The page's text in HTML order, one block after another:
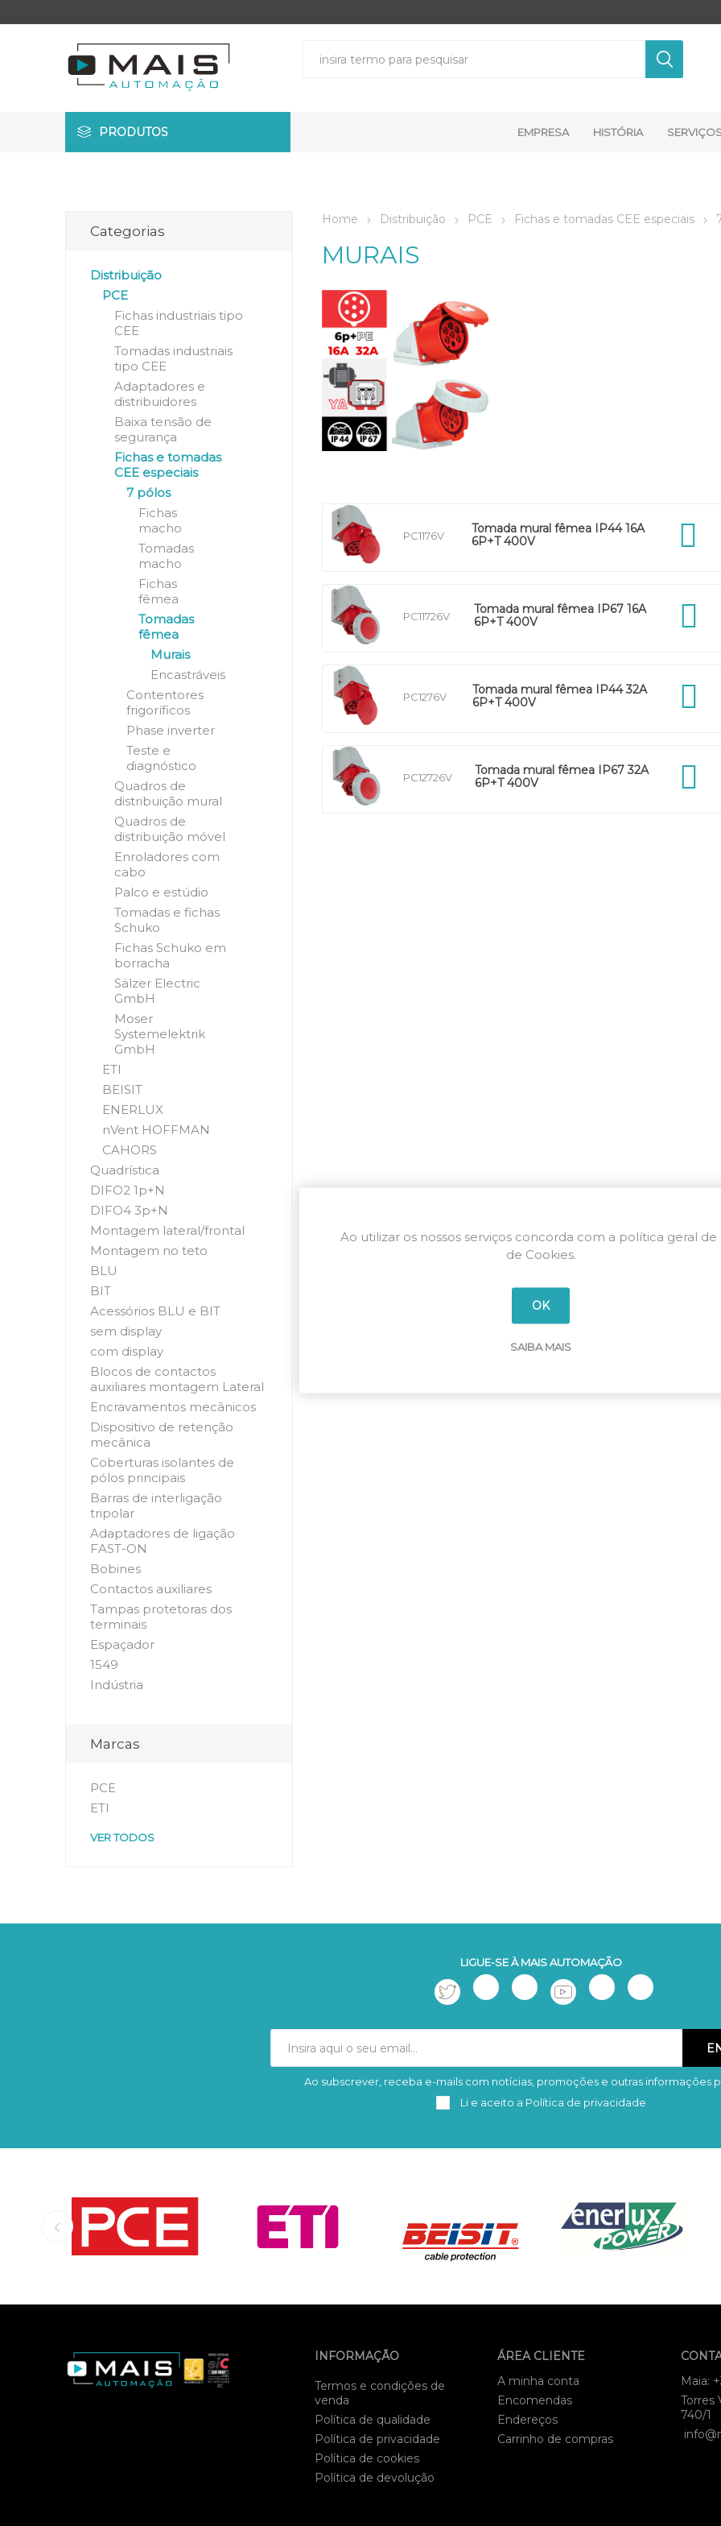
PRODUTOS EMPRESA HISTÓRIA
Home Distribuição PCE Fichas e tomadas CEE especiais
MURAIS
PC1176V
Tomada mural fêmea IP44 16A
6P+T 400V
PC11726V
Tomada mural fêmea IP67 16A
6P+T 400V
PC1276V
Tomada mural fêmea IP44 32A
6P+T 400V
PC12726V
Tomada mural fêmea IP67 32A
6P+T 400V
Categorias
Distribuição
PCE
Fichas industriais tipo
CEE
Tomadas industriais
tipo CEE
Adaptadores e
distribuidores
Baixa tensão de
segurança
Fichas e tomadas
CEE especiais
7 pólos
Fichas
macho
Tomadas
macho
Fichas
fêmea
Tomadas
fêmea
Murais
Encastráveis
Contentores
frigoríficos
Phase inverter
Teste e
diagnóstico
Quadros de
distribuição mural
Quadros de
distribuição móvel
Enroladores com
cabo
Palco e estúdio
Tomadas e fichas
Schuko
Fichas Schuko em
borracha
Sälzer Electric
GmbH
Moser
Systemelektrik
GmbH
ETI
BEISIT
ENERLUX
nVent HOFFMAN
CAHORS
Quadrística
DIFO2 1p+N
DIFO4 3p+N
Montagem lateral/frontal
Montagem no teto
BLU
BIT
Acessórios BLU e BIT
sem display
com display
Blocos de contactos
auxiliares montagem Lateral
Encravamentos mecânicos
Dispositivo de retenção
mecânica
Coberturas isolantes de
pólos principais
Barras de interligação
tripolar
Adaptadores de ligação
FAST-ON
Bobines
Contactos auxiliares
Tampas protetoras dos
terminais
Espaçador
1549
Indústria
Marcas
PCE
ETI
VER TODOS
LIGUE-SE À MAIS AUTOMAÇÃO
Subscrever Remover
Ao subscrever, receba e-mails com notícias, promoções e outras informações
Li e aceito a Política de privacidade
INFORMAÇÃO
Termos e condições de
venda
Política de qualidade
Política de privacidade
Política de cookies
Política de devolução
ÁREA CLIENTE
A minha conta
Encomendas
Endereços
Carrinho de compras
Maia:
Torres
740/1
Ao utilizar os nossos serviços concorda com a política geral de
de Cookies.
OK
SAIBA MAIS